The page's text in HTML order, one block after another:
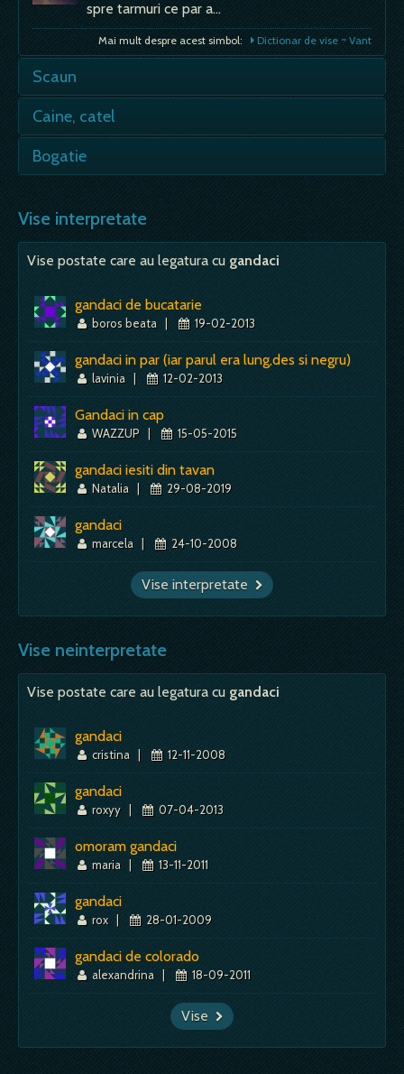
spre tarmuri ce par a…
Mai mult despre acest simbol: Dictionar de vise ~ Vant
Scaun
- daca il vezi in vis, e semn de autoritate si
putere; cu cat scaunul e mai frumos, mai
Caine, catel
intotdeauna luata in calcul la interpretarea
vis…
Mai mult despre acest simbol: Dictionar de vise ~ Caine, catel
Bogatie
in viata prin perseverenta; - cu cat vei visa
bogatii mai mari,…
Mai mult despre acest simbol: Dictionar de vise ~ Bogatie
Vise interpretate
Vise postate care au legatura cu gandaci
gandaci de bucatarie
boros beata | 19-02-2013
gandaci in par (iar parul era lung,des si negru)
lavinia | 12-02-2013
Gandaci in cap
WAZZUP | 15-05-2015
gandaci iesiti din tavan
Natalia | 29-08-2019
gandaci
marcela | 24-10-2008
Vise interpretate
Vise neinterpretate
Vise postate care au legatura cu gandaci
gandaci
cristina | 12-11-2008
gandaci
roxyy | 07-04-2013
omoram gandaci
maria | 13-11-2011
gandaci
rox | 28-01-2009
gandaci de colorado
alexandrina | 18-09-2011
Vise